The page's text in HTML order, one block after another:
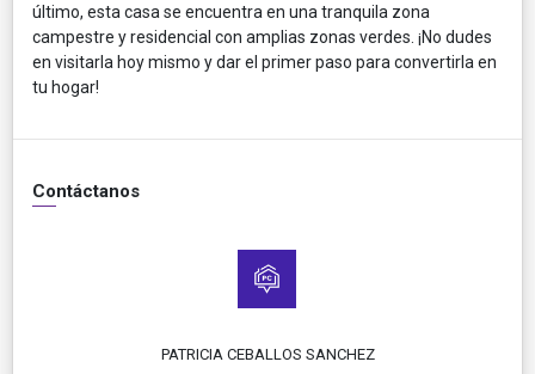
último, esta casa se encuentra en una tranquila zona
campestre y residencial con amplias zonas verdes. ¡No dudes
en visitarla hoy mismo y dar el primer paso para convertirla en
tu hogar!
Contáctanos
PATRICIA CEBALLOS SANCHEZ